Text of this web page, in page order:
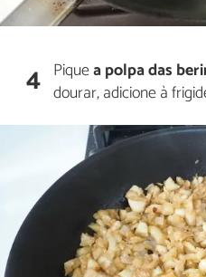
4 Piquea polpa das
dourar, adicione à